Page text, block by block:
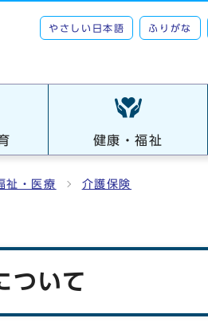
やさしい日本語 ふりがな
健康・福祉
祉・医療 介護保険
ついて